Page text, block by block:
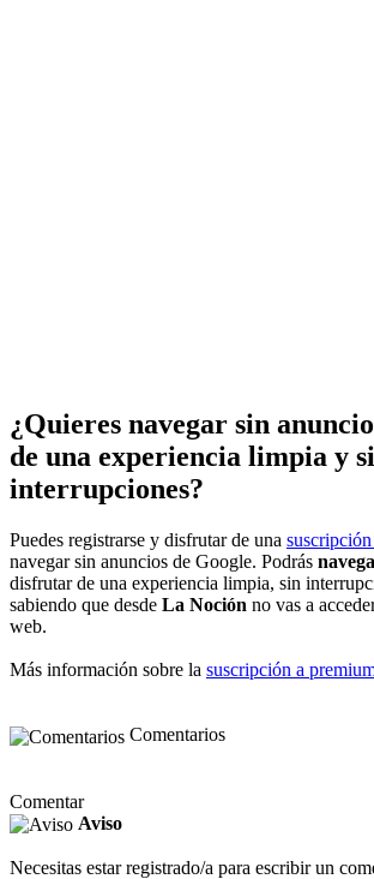
¿Quieres navegar sin
de una experiencia limpia y
interrupciones?
Puedes registrarse y disfrutar de una
navegar sin anuncios de Google. Podrás
disfrutar de una experiencia limpia, sin
sabiendo que desde La Noción no vas a
web.
Más información sobre la suscripción a
Comentarios
Comentar
Aviso
Necesitas estar registrado/a para escribir un